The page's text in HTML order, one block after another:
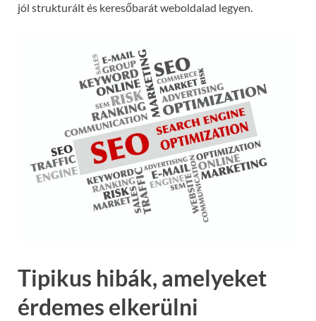
jól strukturált és keresőbarát weboldalad legyen.
Tipikus hibák, amelyeket
érdemes elkerülni